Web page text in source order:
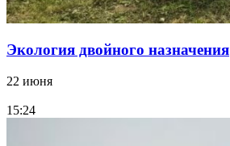
Экология двойного назначения
22 июня
15:24